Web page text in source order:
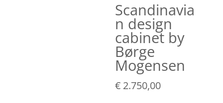
Scandinavia
n design
cabinet by
Børge
Mogensen
€ 2.750,00